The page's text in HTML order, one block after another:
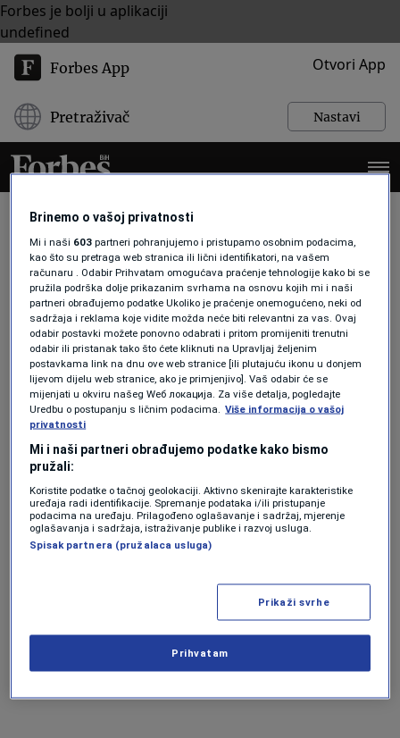
Forbes je bolji u aplikaciji
undefined
Forbes App Otvori App
Pretraživač Nastavi
GRČKA
AKTUELNOSTI
Grčke brodarske kompanije zaradile
milijarde na transportu ruske nafte
uprkos sankcijama
Forbes BiH
Šta znači biti bogat u Grčkoj
LIFESTYLE
Grčka je naglo povećala turističke
Uprkos pretrpjelim požarima, Grčka
je oborila turistički rekord
Brinemo o vašoj privatnosti
Mi i naši 603 partneri pohranjujemo i pristupamo osobnim podacima,
kao što su pretraga web stranica ili lični identifikatori, na vašem
računaru . Odabir Prihvatam omogućava praćenje tehnologije kako bi se
pružila podrška dolje prikazanim svrhama na osnovu kojih mi i naši
partneri obrađujemo podatke Ukoliko je praćenje onemogućeno, neki od
sadržaja i reklama koje vidite možda neće biti relevantni za vas. Ovaj
odabir postavki možete ponovno odabrati i pritom promijeniti trenutni
odabir ili pristanak tako što ćete kliknuti na Upravljaj željenim
postavkama link na dnu ove web stranice [ili plutajuću ikonu u donjem
lijevom dijelu web stranice, ako je primjenjivo]. Vaš odabir će se
mijenjati u okviru našeg Wеб локација. Za više detalja, pogledajte
Uredbu o postupanju s ličnim podacima. Više informacija o vašoj
privatnosti
Mi i naši partneri obrađujemo podatke kako bismo
pružali:
Koristite podatke o tačnoj geolokaciji. Aktivno skenirajte karakteristike
uređaja radi identifikacije. Spremanje podataka i/ili pristupanje
podacima na uređaju. Prilagođeno oglašavanje i sadržaj, mjerenje
oglašavanja i sadržaja, istraživanje publike i razvoj usluga.
Spisak partnera (pružalaca usluga)
Prikaži svrhe
Prihvatam